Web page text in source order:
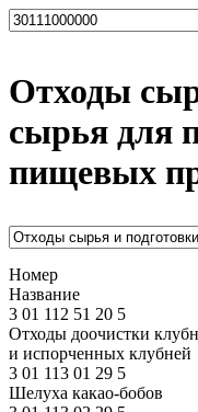
Отходы
сырья для
пищевых
Номер
Название
3 01 112 51 20 5
Отходы доочистки
и испорченных клубней
3 01 113 01 29 5
Шелуха какао-бобов